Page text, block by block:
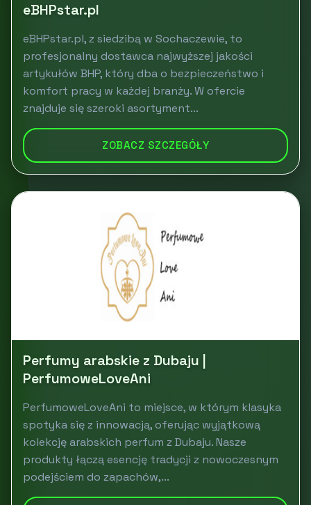
eBHPstar.pl
eBHPstar.pl, z siedzibą w Sochaczewie, to
profesjonalny dostawca najwyższej jakości
artykułów BHP, który dba o bezpieczeństwo i
komfort pracy w każdej branży. W ofercie
znajduje się szeroki asortyment...
ZOBACZ SZCZEGÓŁY
Perfumy arabskie z Dubaju |
PerfumoweLoveAni
PerfumoweLoveAni to miejsce, w którym klasyka
spotyka się z innowacją, oferując wyjątkową
kolekcję arabskich perfum z Dubaju. Nasze
produkty łączą esencję tradycji z nowoczesnym
podejściem do zapachów,...